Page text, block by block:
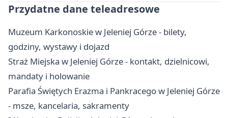
Przydatne dane teleadresowe
Muzeum Karkonoskie w Jeleniej Górze - bilety,
godziny, wystawy i dojazd
Straż Miejska w Jeleniej Górze - kontakt, dzielnicowi,
mandaty i holowanie
Parafia Świętych Erazma i Pankracego w Jeleniej Górze
- msze, kancelaria, sakramenty